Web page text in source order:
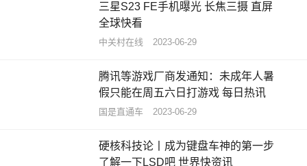
三星S23 FE手机曝光 长焦三摄 直屏
全球快看
中关村在线 2023-06-29
腾讯等游戏厂商发通知：未成年人暑
假只能在周五六日打游戏 每日热讯
国是直通车 2023-06-29
硬核科技论丨成为键盘车神的第一步
了解一下LSD吧 世界快资讯